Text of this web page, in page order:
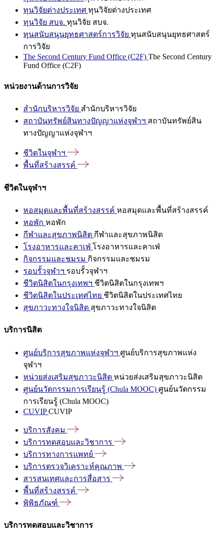
ทุนวิจัยต่างประเทศ ทุนวิจัยต่างประเทศ
ทุนวิจัย สบจ. ทุนวิจัย สบจ.
ทุนสนับสนุนยุทธศาสตร์การวิจัย ทุนสนับสนุนยุทธศาสตร์
การวิจัย
The Second Century Fund Office (C2F) The Second Century
Fund Office (C2F)
หน่วยงานด้านการวิจัย
สำนักบริหารวิจัย สำนักบริหารวิจัย
สถาบันทรัพย์สินทางปัญญาแห่งจุฬาฯ สถาบันทรัพย์สิน
ทางปัญญาแห่งจุฬาฯ
ชีวิตในจุฬาฯ
พื้นที่สร้างสรรค์
ชีวิตในจุฬาฯ
หอสมุดและพื้นที่สร้างสรรค์ หอสมุดและพื้นที่สร้างสรรค์
หอพัก หอพัก
กีฬาและสุขภาพนิสิต กีฬาและสุขภาพนิสิต
โรงอาหารและคาเฟ่ โรงอาหารและคาเฟ่
กิจกรรมและชมรม กิจกรรมและชมรม
รอบรั้วจุฬาฯ รอบรั้วจุฬาฯ
ชีวิตนิสิตในกรุงเทพฯ ชีวิตนิสิตในกรุงเทพฯ
ชีวิตนิสิตในประเทศไทย ชีวิตนิสิตในประเทศไทย
สุขภาวะทางใจนิสิต สุขภาวะทางใจนิสิต
บริการนิสิต
ศูนย์บริการสุขภาพแห่งจุฬาฯ ศูนย์บริการสุขภาพแห่ง
จุฬาฯ
หน่วยส่งเสริมสุขภาวะนิสิต หน่วยส่งเสริมสุขภาวะนิสิต
ศูนย์นวัตกรรมการเรียนรู้ (Chula MOOC) ศูนย์นวัตกรรม
การเรียนรู้ (Chula MOOC)
CUVIPCUVIP
บริการสังคม
บริการทดสอบและวิชาการ
บริการทางการแพทย์
บริการตรวจวิเคราะห์คุณภาพ
สารสนเทศและการสื่อสาร
พื้นที่สร้างสรรค์
พิพิธภัณฑ์
บริการทดสอบและวิชาการ